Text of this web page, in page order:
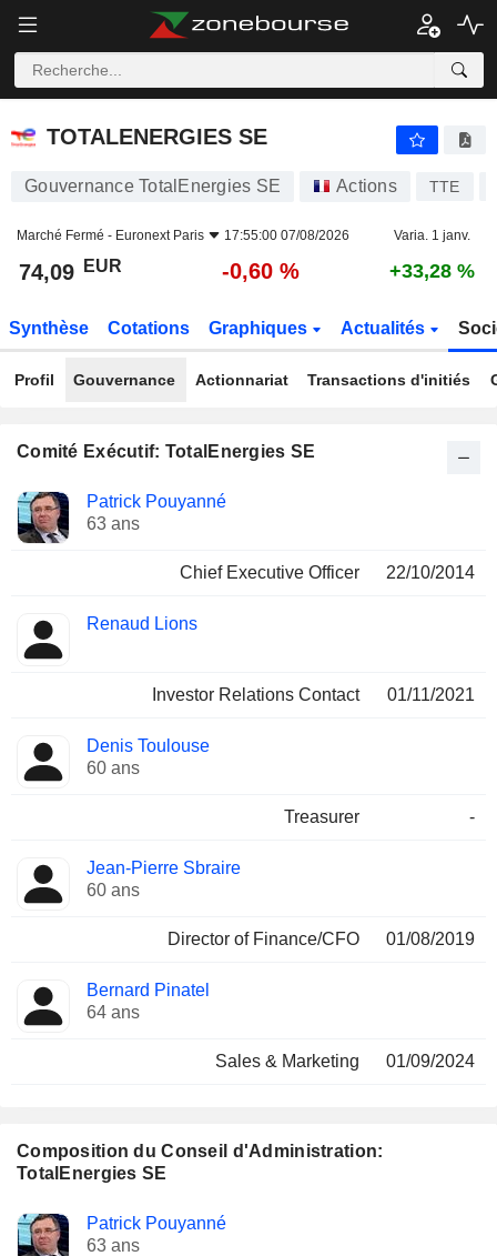
TOTALENERGIES SE
TOTALENERGIES SE
Gouvernance TotalEnergies SE Actions TTE
Marché Fermé - Euronext Paris 17:55:00 07/08/2026 Varia. 1 janv.
74,09 EUR -0,60 % +33,28 %
Synthèse Cotations Graphiques Actualités
Profil Gouvernance Actionnariat Transactions d'initiés
Comité Exécutif: TotalEnergies SE
Dirigeant
Fonctions
occupées
Patrick Pouyanné
63 ans
Chief Executive Officer 22/10/2014
Renaud Lions
Investor Relations Contact 01/11/2021
Denis Toulouse
60 ans
Treasurer -
Jean-Pierre Sbraire
60 ans
Director of Finance/CFO 01/08/2019
Bernard Pinatel
64 ans
Sales & Marketing 01/09/2024
Composition du Conseil d'Administration:
TotalEnergies SE
Administrateur Comités
Patrick Pouyanné
63 ans